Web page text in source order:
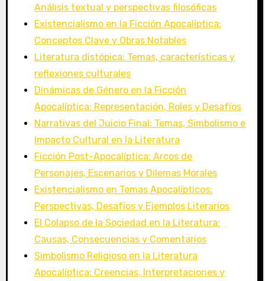
Análisis textual y perspectivas filosóficas
Existencialismo en la Ficción Apocalíptica:
Conceptos Clave y Obras Notables
Literatura distópica: Temas, características y
reflexiones culturales
Dinámicas de Género en la Ficción
Apocalíptica: Representación, Roles y Desafíos
Narrativas del Juicio Final: Temas, Simbolismo e
Impacto Cultural en la Literatura
Ficción Post-Apocalíptica: Arcos de
Personajes, Escenarios y Dilemas Morales
Existencialismo en Temas Apocalípticos:
Perspectivas, Desafíos y Ejemplos Literarios
El Colapso de la Sociedad en la Literatura:
Causas, Consecuencias y Comentarios
Simbolismo Religioso en la Literatura
Apocalíptica: Creencias, Interpretaciones y